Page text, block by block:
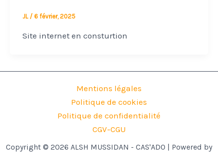
JL / 6 février, 2025
Site internet en consturtion
Mentions légales
Politique de cookies
Politique de confidentialité
CGV-CGU
Copyright © 2026 ALSH MUSSIDAN - CAS'ADO | Powered by